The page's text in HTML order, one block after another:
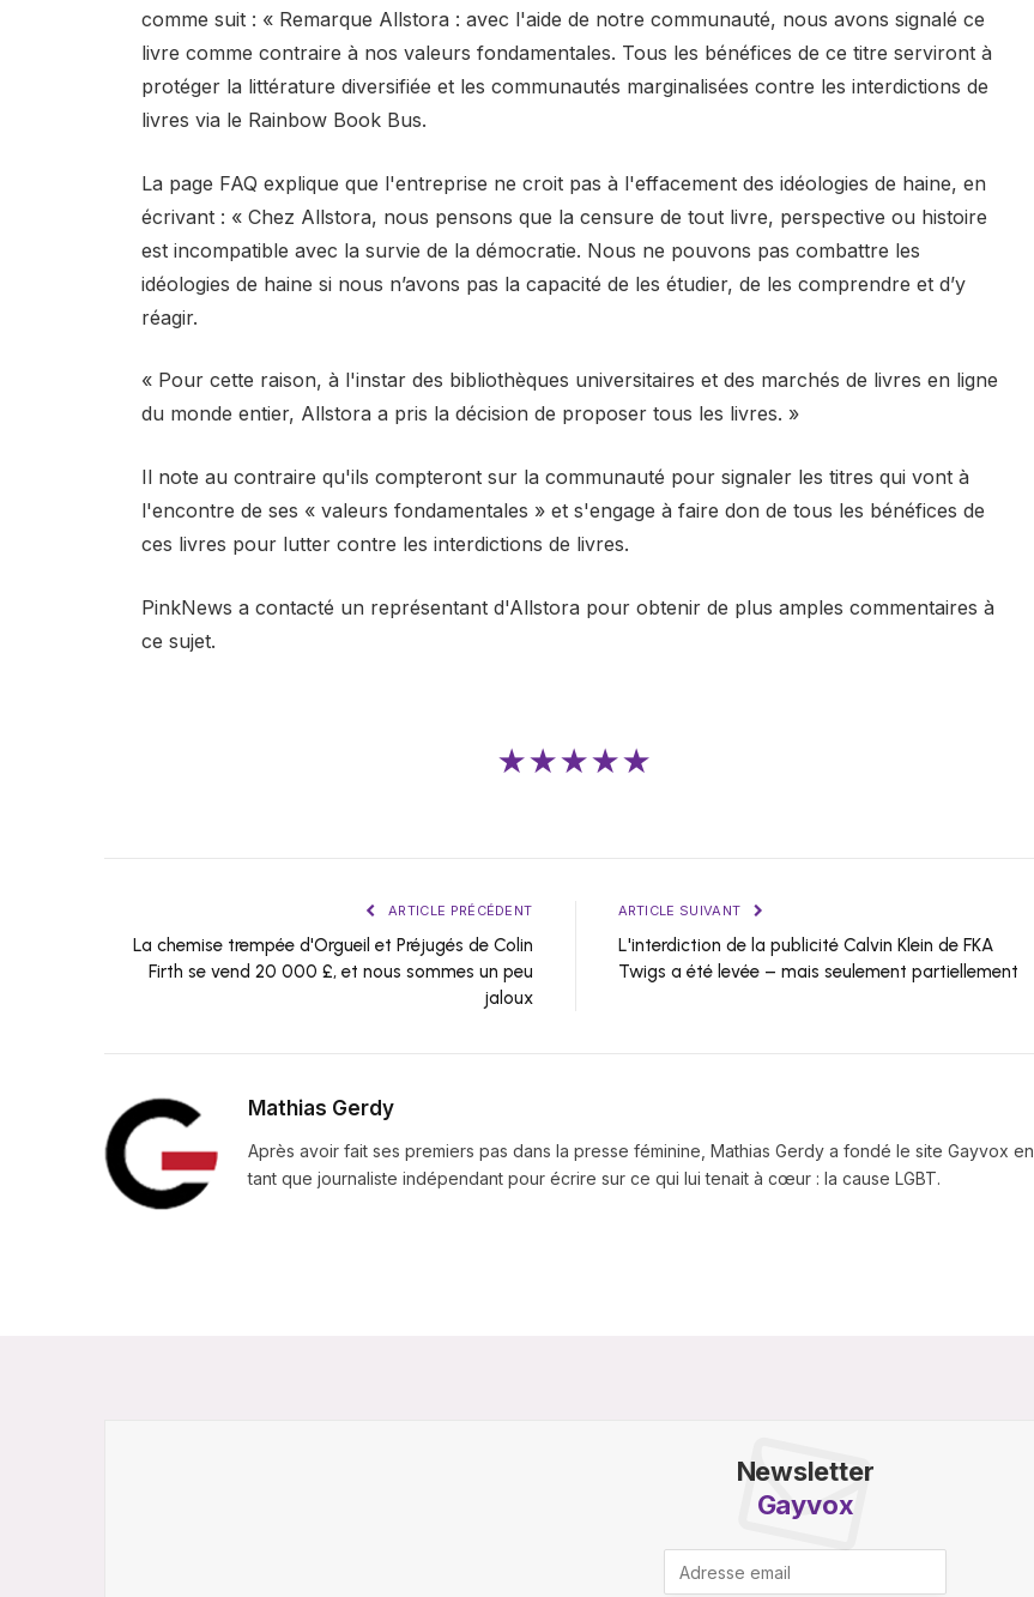
comme suit : « Remarque Allstora : avec l'aide de notre communauté, nous avons signalé ce
livre comme contraire à nos valeurs fondamentales. Tous les bénéfices de ce titre serviront à
protéger la littérature diversifiée et les communautés marginalisées contre les interdictions de
livres via le Rainbow Book Bus.
La page FAQ explique que l'entreprise ne croit pas à l'effacement des idéologies de haine, en
écrivant : « Chez Allstora, nous pensons que la censure de tout livre, perspective ou histoire
est incompatible avec la survie de la démocratie. Nous ne pouvons pas combattre les
idéologies de haine si nous n’avons pas la capacité de les étudier, de les comprendre et d’y
réagir.
« Pour cette raison, à l'instar des bibliothèques universitaires et des marchés de livres en ligne
du monde entier, Allstora a pris la décision de proposer tous les livres. »
Il note au contraire qu'ils compteront sur la communauté pour signaler les titres qui vont à
l'encontre de ses « valeurs fondamentales » et s'engage à faire don de tous les bénéfices de
ces livres pour lutter contre les interdictions de livres.
PinkNews a contacté un représentant d'Allstora pour obtenir de plus amples commentaires à
ce sujet.
★★★★★
ARTICLE PRÉCÉDENT
La chemise trempée d'Orgueil et Préjugés de Colin
Firth se vend 20 000 £, et nous sommes un peu
jaloux
ARTICLE SUIVANT
L'interdiction de la publicité Calvin Klein de FKA
Twigs a été levée – mais seulement partiellement
Mathias Gerdy
Après avoir fait ses premiers pas dans la presse féminine, Mathias Gerdy a fondé le site Gayvox en
tant que journaliste indépendant pour écrire sur ce qui lui tenait à cœur : la cause LGBT.
Newsletter
Gayvox